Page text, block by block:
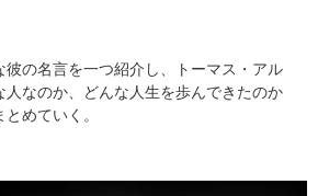
彼の名言を一つ紹介し、トーマス・アル
人なのか、どんな人生を歩んできたのか
めていく。